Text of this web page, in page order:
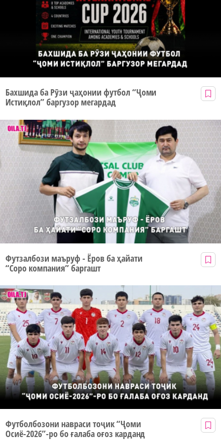
Бахшида ба Рӯзи ҷаҳонии футбол “Ҷоми
Истиқлол” баргузор мегардад
Футзалбози маъруф - Ёров ба ҳайати
“Соро компания” баргашт
Футболбозони навраси тоҷик “Ҷоми
Осиё-2026”-ро бо ғалаба оғоз карданд